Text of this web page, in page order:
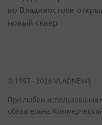
во Владивостоке
новый сквер
© 1997 - 2026 VLADNEWS
При любом использовании
обязательна.